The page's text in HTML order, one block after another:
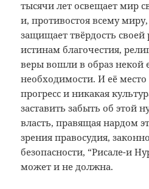
тысячи лет освещает мир
и, противостоя всему
защищает твёрдость
истинам благочестия,
веры вошли в образ некой
необходимости. И её
прогресс и никакая
заставить забыть об этой
власть, правящая нардом
зрения правосудия,
безопасности, “Рисале-и
может и не должна.